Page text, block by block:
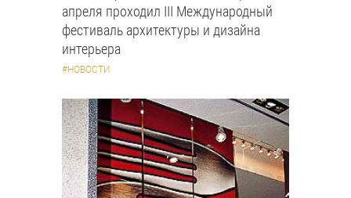
апреля проходил III Международный
фестиваль архитектуры и дизайна
интерьера
#НОВОСТИ